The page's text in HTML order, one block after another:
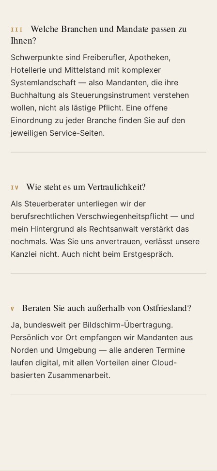
III
Welche Branchen und Mandate passen zu
Ihnen?
Schwerpunkte sind Freiberufler, Apotheken,
Hotellerie und Mittelstand mit komplexer
Systemlandschaft — also Mandanten, die ihre
Buchhaltung als Steuerungsinstrument verstehen
wollen, nicht als lästige Pflicht. Eine offene
Einordnung zu jeder Branche finden Sie auf den
jeweiligen Service-Seiten.
IV Wie steht es um Vertraulichkeit?
Als Steuerberater unterliegen wir der
berufsrechtlichen Verschwiegenheitspflicht — und
mein Hintergrund als Rechtsanwalt verstärkt das
nochmals. Was Sie uns anvertrauen, verlässt unsere
Kanzlei nicht. Auch nicht beim Erstgespräch.
V Beraten Sie auch außerhalb von Ostfriesland?
Ja, bundesweit per Bildschirm-Übertragung.
Persönlich vor Ort empfangen wir Mandanten aus
Norden und Umgebung — alle anderen Termine
laufen digital, mit allen Vorteilen einer Cloud-
basierten Zusammenarbeit.